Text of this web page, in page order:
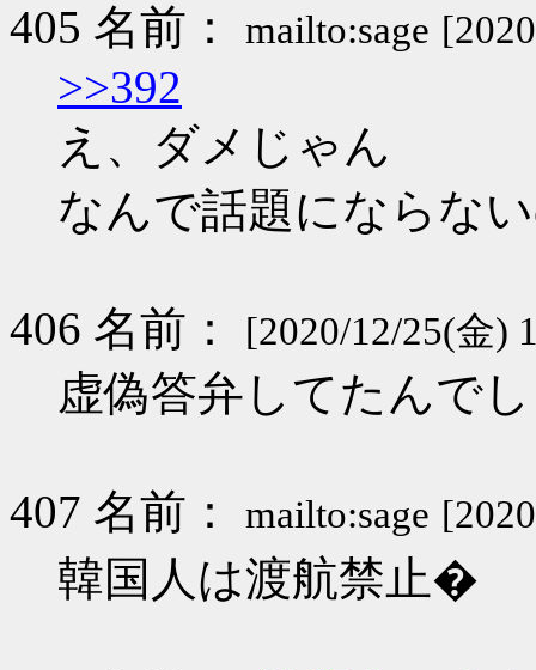
405 名前： mailto:sage
>>392
え、ダメじゃん
なんで話題にならな
406 名前： [2020/12/25(金)
虚偽答弁してたんで
407 名前： mailto:sage
韓国人は渡航禁止�